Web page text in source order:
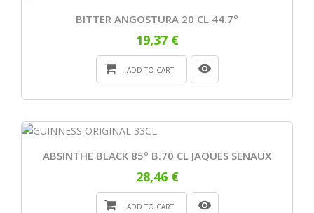
BITTER ANGOSTURA 20 CL 44.7º
19,37 €
ADD TO CART
ABSINTHE BLACK 85º B.70 CL JAQUES SENAUX
28,46 €
ADD TO CART